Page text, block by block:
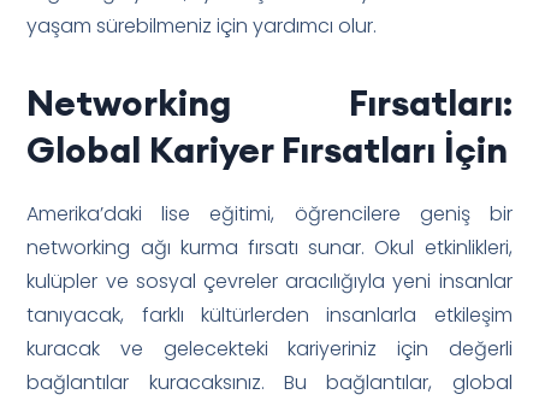
yaşam sürebilmeniz için yardımcı olur.
Networking Fırsatları:
Global Kariyer Fırsatları İçin
Amerika’daki lise eğitimi, öğrencilere geniş bir
networking ağı kurma fırsatı sunar. Okul etkinlikleri,
kulüpler ve sosyal çevreler aracılığıyla yeni insanlar
tanıyacak, farklı kültürlerden insanlarla etkileşim
kuracak ve gelecekteki kariyeriniz için değerli
bağlantılar kuracaksınız. Bu bağlantılar, global